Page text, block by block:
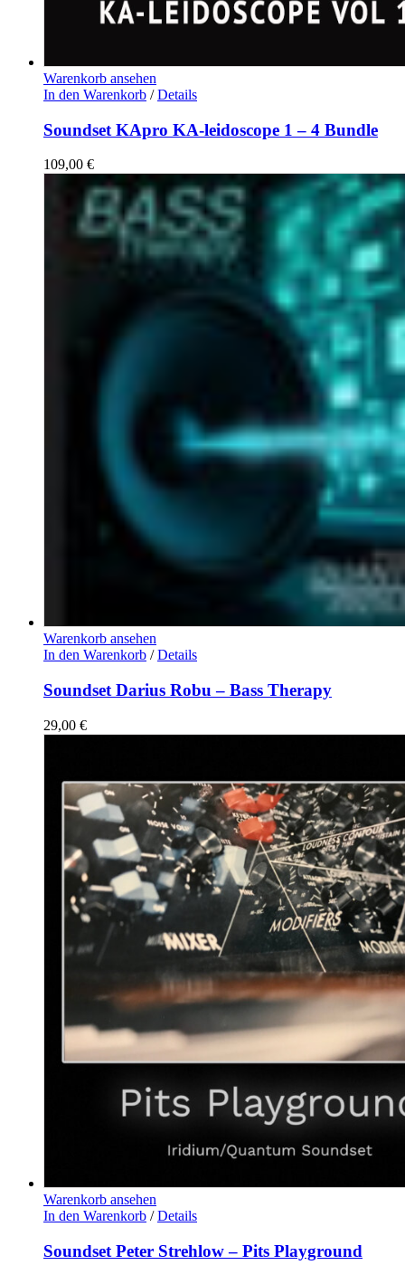
Warenkorb ansehen
In den Warenkorb / Details
Soundset KApro KA-leidoscope 1 – 4 Bundle
109,00 €
Warenkorb ansehen
In den Warenkorb / Details
Soundset Darius Robu – Bass Therapy
29,00 €
Warenkorb ansehen
In den Warenkorb / Details
Soundset Peter Strehlow – Pits Playground